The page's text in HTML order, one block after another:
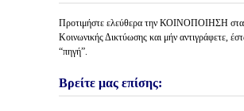
Προτιμήστε ελεύθερα την ΚΟΙΝΟΠΟΙΗΣΗ
Κοινωνικής Δικτύωσης και μήν αντιγράφετε,
“πηγή”.
Βρείτε μας επίσης: